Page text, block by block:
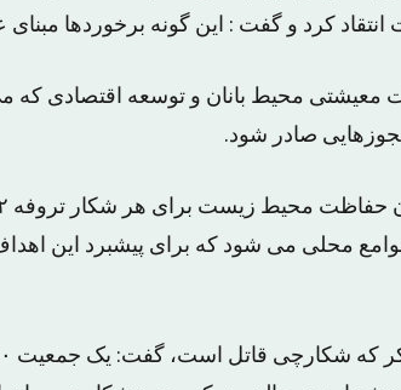
کرد و گفت : این گونه برخوردها
معیشتی محیط بانان و توسعه اقتصادی که
صادر شود.
محلی می شود که برای پیشبرد این